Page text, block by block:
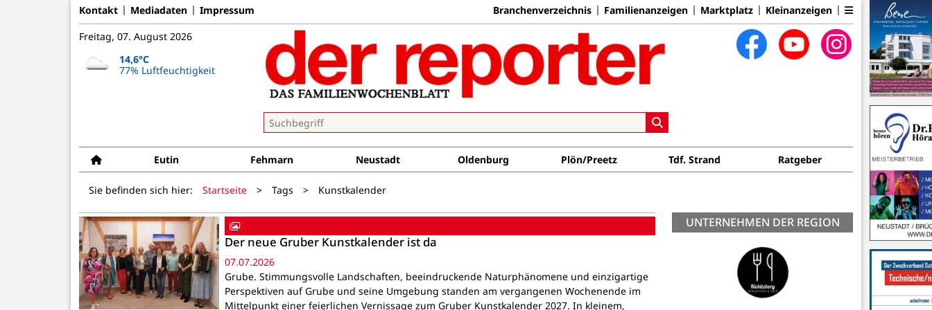
Kontakt Mediadaten Impressum Branchenverzeichnis Familienanzeigen Marktplatz Kleinanzeigen
Freitag, 07. August 2026
14,6°C
77% Luftfeuchtigkeit
Eutin Fehmarn Neustadt Oldenburg Plön/Preetz Tdf. Strand Ratgeber
Sie befinden sich hier: Startseite > Tags > Kunstkalender
Der neue Gruber Kunstkalender ist da
07.07.2026
Grube. Stimmungsvolle Landschaften, beeindruckende Naturphänomene und einzigartige
Perspektiven auf Grube und seine Umgebung standen am vergangenen Wochenende im
Mittelpunkt einer feierlichen Vernissage zum Gruber Kunstkalender 2027. In kleinem,
UNTERNEHMEN DER REGION